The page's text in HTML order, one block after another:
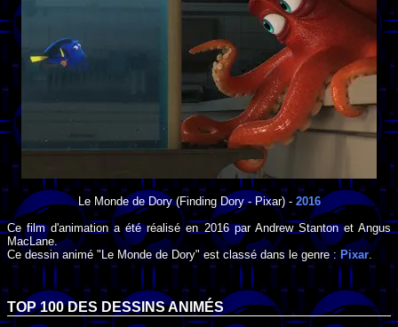
Le Monde de Dory(Finding Dory - Pixar) - 2016
Ce film d'animation a été réalisé en 2016par Andrew StantonetAngus
MacLane.
Ce dessin animé "Le Monde de Dory" est classé dans le genre :Pixar.
TOP 100 DES DESSINS ANIMÉS